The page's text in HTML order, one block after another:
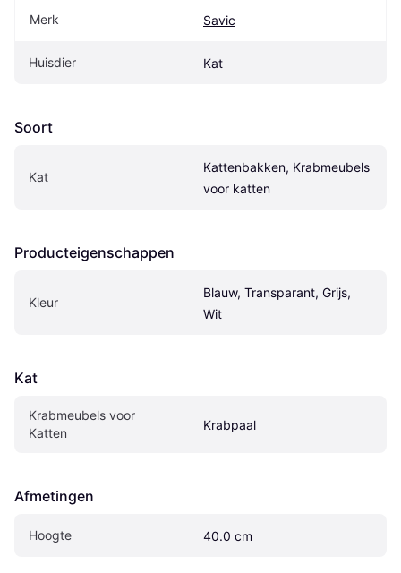
Merk Savic
Huisdier Kat
Soort
Kat
Kattenbakken, Krabmeubels
voor katten
Producteigenschappen
Kleur
Blauw, Transparant, Grijs,
Wit
Kat
Krabmeubels voor
Katten
Krabpaal
Afmetingen
Hoogte 40.0 cm